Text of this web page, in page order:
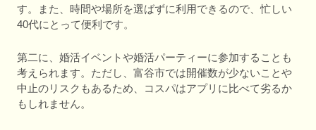
す。また、時間や場所を選ばずに利用できるので、忙しい
40代にとって便利です。
第二に、婚活イベントや婚活パーティーに参加することも
考えられます。ただし、富谷市では開催数が少ないことや
中止のリスクもあるため、コスパはアプリに比べて劣るか
もしれません。